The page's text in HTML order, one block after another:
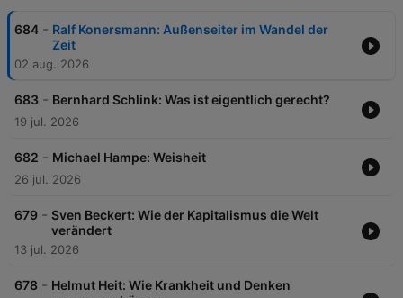
684 - Ralf Konersmann: Außenseiter im Wandel der
Zeit
02 aug. 2026
683 - Bernhard Schlink: Was ist eigentlich gerecht?
19 jul. 2026
682 - Michael Hampe: Weisheit
26 jul. 2026
679 - Sven Beckert: Wie der Kapitalismus die Welt
verändert
13 jul. 2026
678 - Helmut Heit: Wie Krankheit und Denken